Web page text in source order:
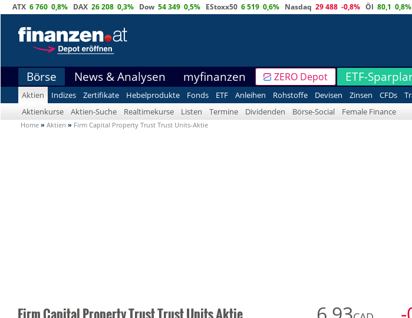
ATX 6 760 0,8% DAX 26 208 0,3% Dow 54 349 0,5% EStoxx50 6 519 0,6% Nasdaq 29 488 -0,8% Öl 80,1 0,8%
Börse News & Analysen myfinanzen ZERO Depot ETF-
Aktien Indizes Zertifikate Hebelprodukte Fonds ETF Anleihen Rohstoffe Devisen Zinsen CFDs
Aktienkurse
Aktien-Suche Realtimekurse Listen Termine Dividenden Börse-Social Female Finance
Home » Aktien » Firm Capital Property Trust Trust Units-Aktie
Firm Capital Property Trust Trust Units Aktie